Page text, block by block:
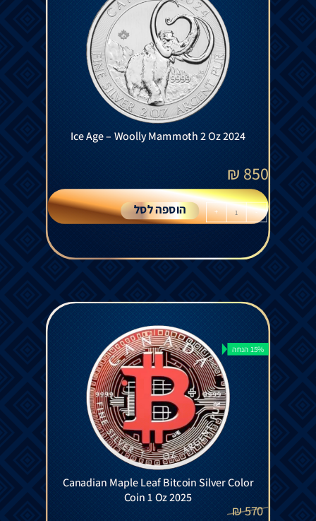
Ice Age – Woolly Mammoth 2 Oz 2024
850
₪
-
+ הוספה לסל
15% הנחה
Canadian Maple Leaf Bitcoin Silver Color
Coin 1 Oz 2025
570
₪